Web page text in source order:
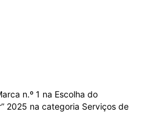
n.º 1 na Escolha do
2025 na categoria Serviços de